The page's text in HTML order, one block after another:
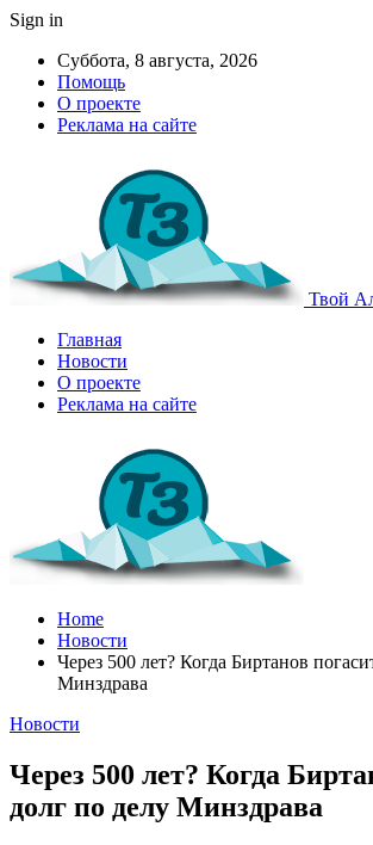
Sign in
Суббота, 8 августа, 2026
Помощь
О проекте
Реклама на сайте
Твой
Главная
Новости
О проекте
Реклама на сайте
Home
Новости
Через 500 лет? Когда Биртанов
Минздрава
Новости
Через 500 лет? Когда
долг по делу Минздрава